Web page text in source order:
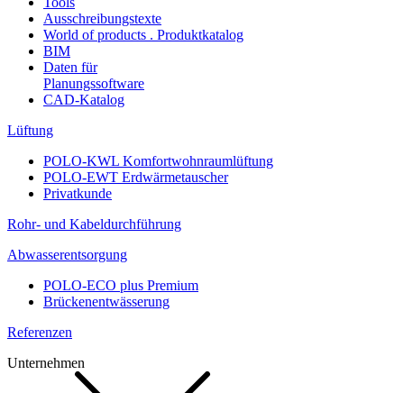
Ausschreibungstexte
World of products . Produktkatalog
BIM
Daten für
Planungssoftware
CAD-Katalog
Lüftung
POLO-KWL Komfortwohnraumlüftung
POLO-EWT Erdwärmetauscher
Privatkunde
Rohr- und Kabeldurchführung
Abwasserentsorgung
POLO-ECO plus Premium
Brückenentwässerung
Referenzen
Unternehmen